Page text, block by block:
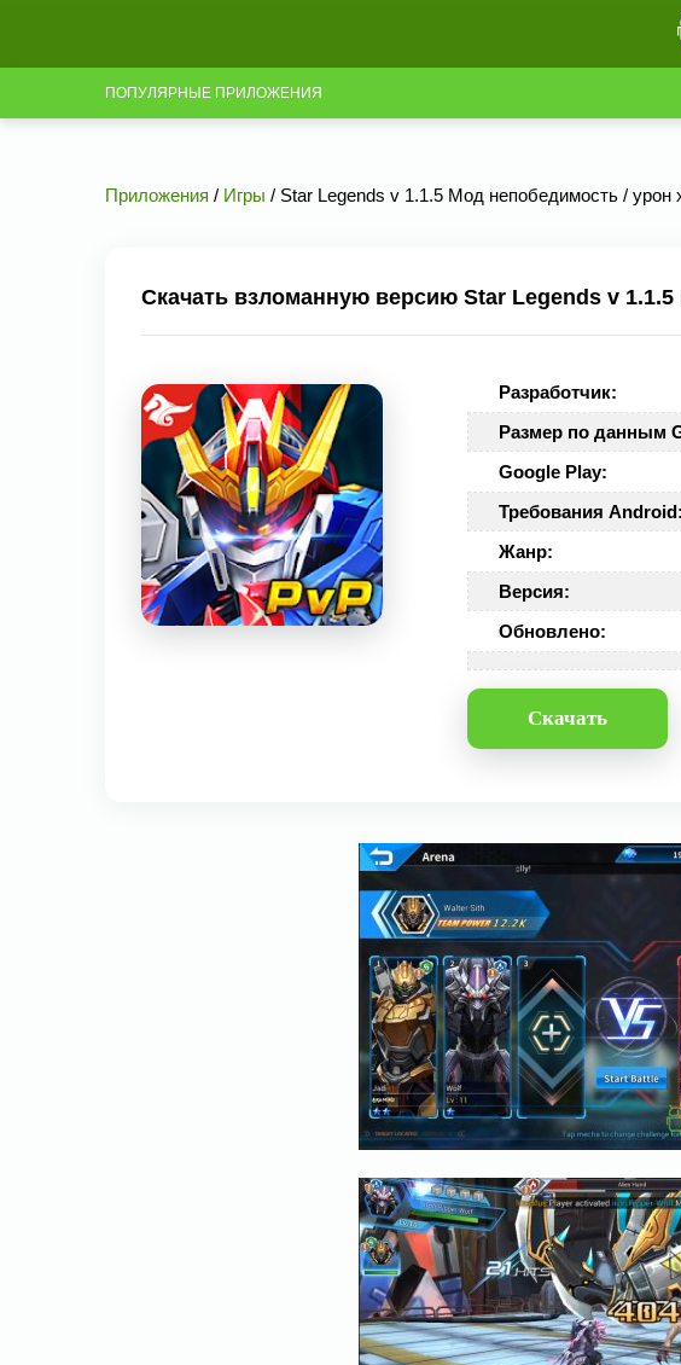
ПОПУЛЯРНЫЕ ПРИЛОЖЕНИЯ
Приложения / Игры / Star Legends v 1.1.5 Мод непобедимость / урон
Скачать взломанную версию Star Legends v
Разработчик:
Размер по данным
Google Play:
Требования Android:
Жанр:
Версия:
Обновлено:
Скачать